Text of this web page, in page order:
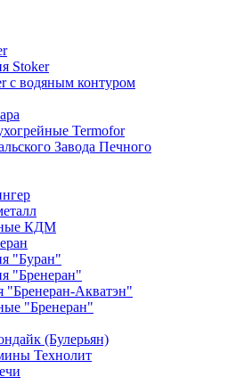
Stoker
с водяным контуром
Termofor
Завода Печного
КДМ
"Буран"
"Бренеран"
"Бренеран-Акватэн"
"Бренеран"
(Булерьян)
Технолит